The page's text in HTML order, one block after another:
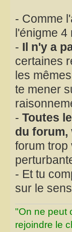
- Comme
l'énigme 4
- Il n'y a
certaines
les
te mener
- Toutes
du forum,
forum trop
- Et tu
sur le
"On ne peut
rejoindre le